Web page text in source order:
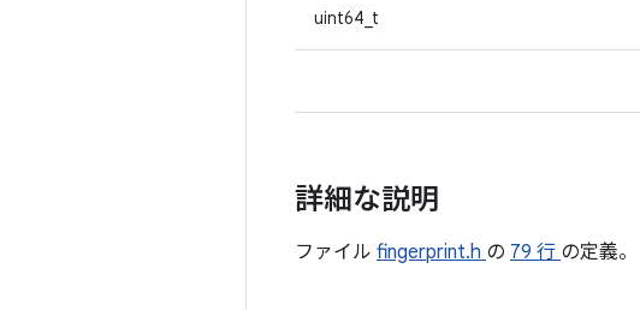
uint64_t
詳細な説明
ファイル fingerprint.h の 79 行 の定義。